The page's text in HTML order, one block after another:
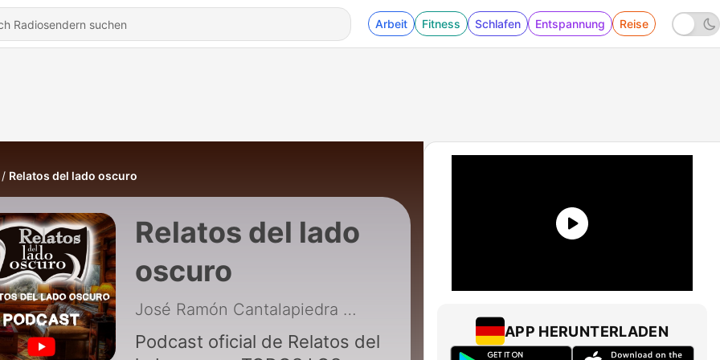
Arbeit Fitness Schlafen Entspannung Reise
Relatos del lado oscuro
Relatos del lado
oscuro
José Ramón Cantalapiedra |
Podcast oficial de Relatos del
APP HERUNTERLADEN